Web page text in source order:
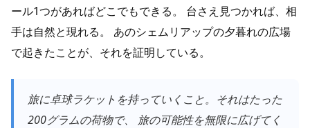
ール1つがあればどこでもできる。 台さえ見つかれば、相
手は自然と現れる。 あのシェムリアップの夕暮れの広場
で起きたことが、それを証明している。
旅に卓球ラケットを持っていくこと。それはたった
200グラムの荷物で、 旅の可能性を無限に広げてく